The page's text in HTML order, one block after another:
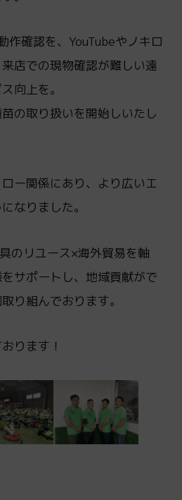
確認を、YouTubeやノキロ
店での現物確認が難しい遠
向上を。
の取り扱いを開始しいたし
ー関係にあり、より広いエ
なりました。
のリユース×海外貿易を軸
サポートし、地域貢献がで
り組んでおります。
ります！